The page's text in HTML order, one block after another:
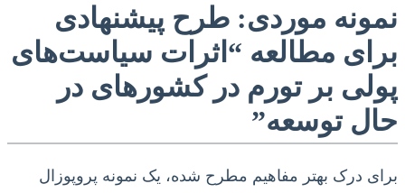
نمونه موردی: طرح پیشنهادی
برای مطالعه “اثرات سیاست‌های
پولی بر تورم در کشورهای در
حال توسعه”
برای درک بهتر مفاهیم مطرح شده، یک نمونه پروپوزال